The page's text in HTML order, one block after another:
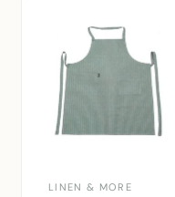
LINEN & MORE